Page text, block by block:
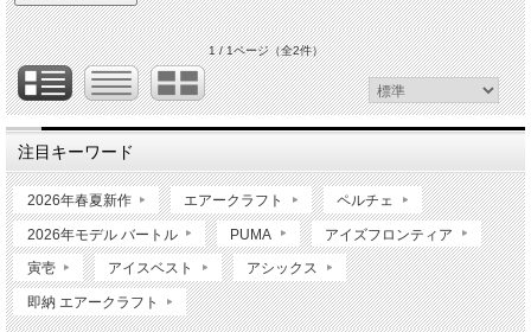
1 / 1ページ（全2件）
注目キーワード
2026年春夏新作 エアークラフト ペルチェ
2026年モデル バートル PUMA アイズフロンティア
寅壱 アイスベスト アシックス
即納 エアークラフト